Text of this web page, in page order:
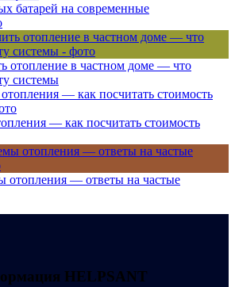
батарей на современные
отопление в частном доме — что
системы
— как посчитать стоимость
отопления — ответы на частые
HELPSANT